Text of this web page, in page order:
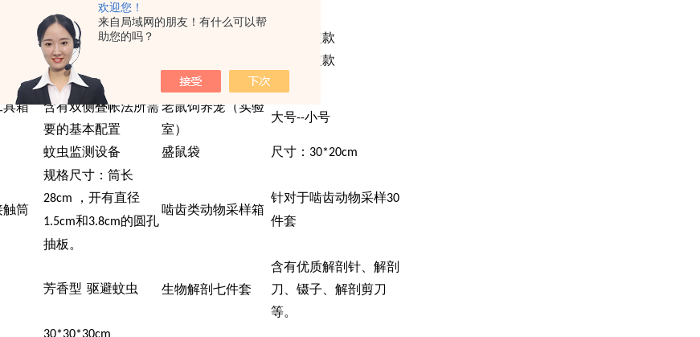
欢迎您！
来自局域网的朋友！有什么可以帮
助您的吗？
用登革
外帐：长 ×宽×高：
1.8m×1.8×1.5m；内
帐：长
1.2m×1.2m×2.0m
边钉固定款
夹子固定款
具箱
含有双侧叠帐法所需
要的基本配置
老鼠饲养笼（实验
室）
大号--小号
蚊虫监测设备 盛鼠袋 尺寸： 30*20cm
触筒
规格尺寸：筒长
28cm ，开有直径
1.5cm和3.8cm的圆孔
抽板。
啮齿类动物采样箱
针对于啮齿动物采样30
件套
芳香型 驱避蚊虫 生物解剖七件套
含有优质解剖针、解剖
刀、镊子、解剖剪刀
等。